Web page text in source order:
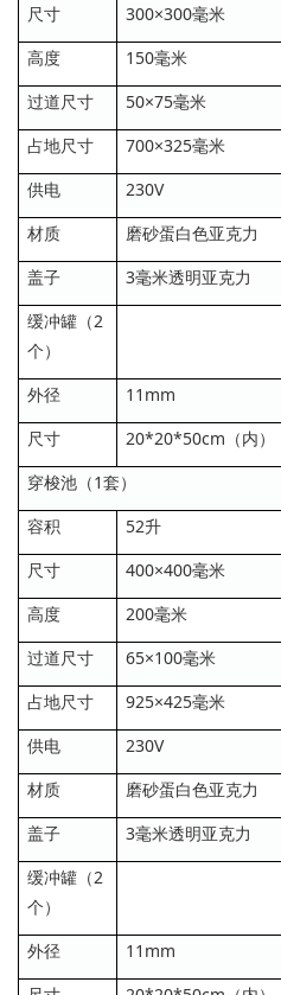
尺寸
300×300毫米
高度
150毫米
过道尺寸
50×75毫米
占地尺寸
700×325毫米
供电
230V
材质
磨砂蛋白色亚克力
盖子
3毫米透明亚克力
缓冲罐（2
个）
外径
11mm
尺寸
20*20*50cm（内）
穿梭池（1套）
容积
52升
尺寸
400×400毫米
高度
200毫米
过道尺寸
65×100毫米
占地尺寸
925×425毫米
供电
230V
材质
磨砂蛋白色亚克力
盖子
3毫米透明亚克力
缓冲罐（2
个）
外径
11mm